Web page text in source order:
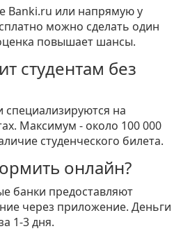
Banki.ru или напрямую у
можно сделать один
повышает шансы.
студентам без
специализируются на
Максимум - около 100 000
студенческого билета.
онлайн?
банки предоставляют
через приложение. Деньги
1-3 дня.